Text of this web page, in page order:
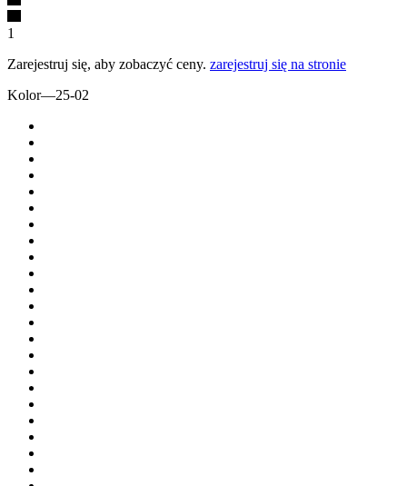
1
Zarejestruj się, aby zobaczyć ceny. zarejestruj się na stronie
Kolor—25-02